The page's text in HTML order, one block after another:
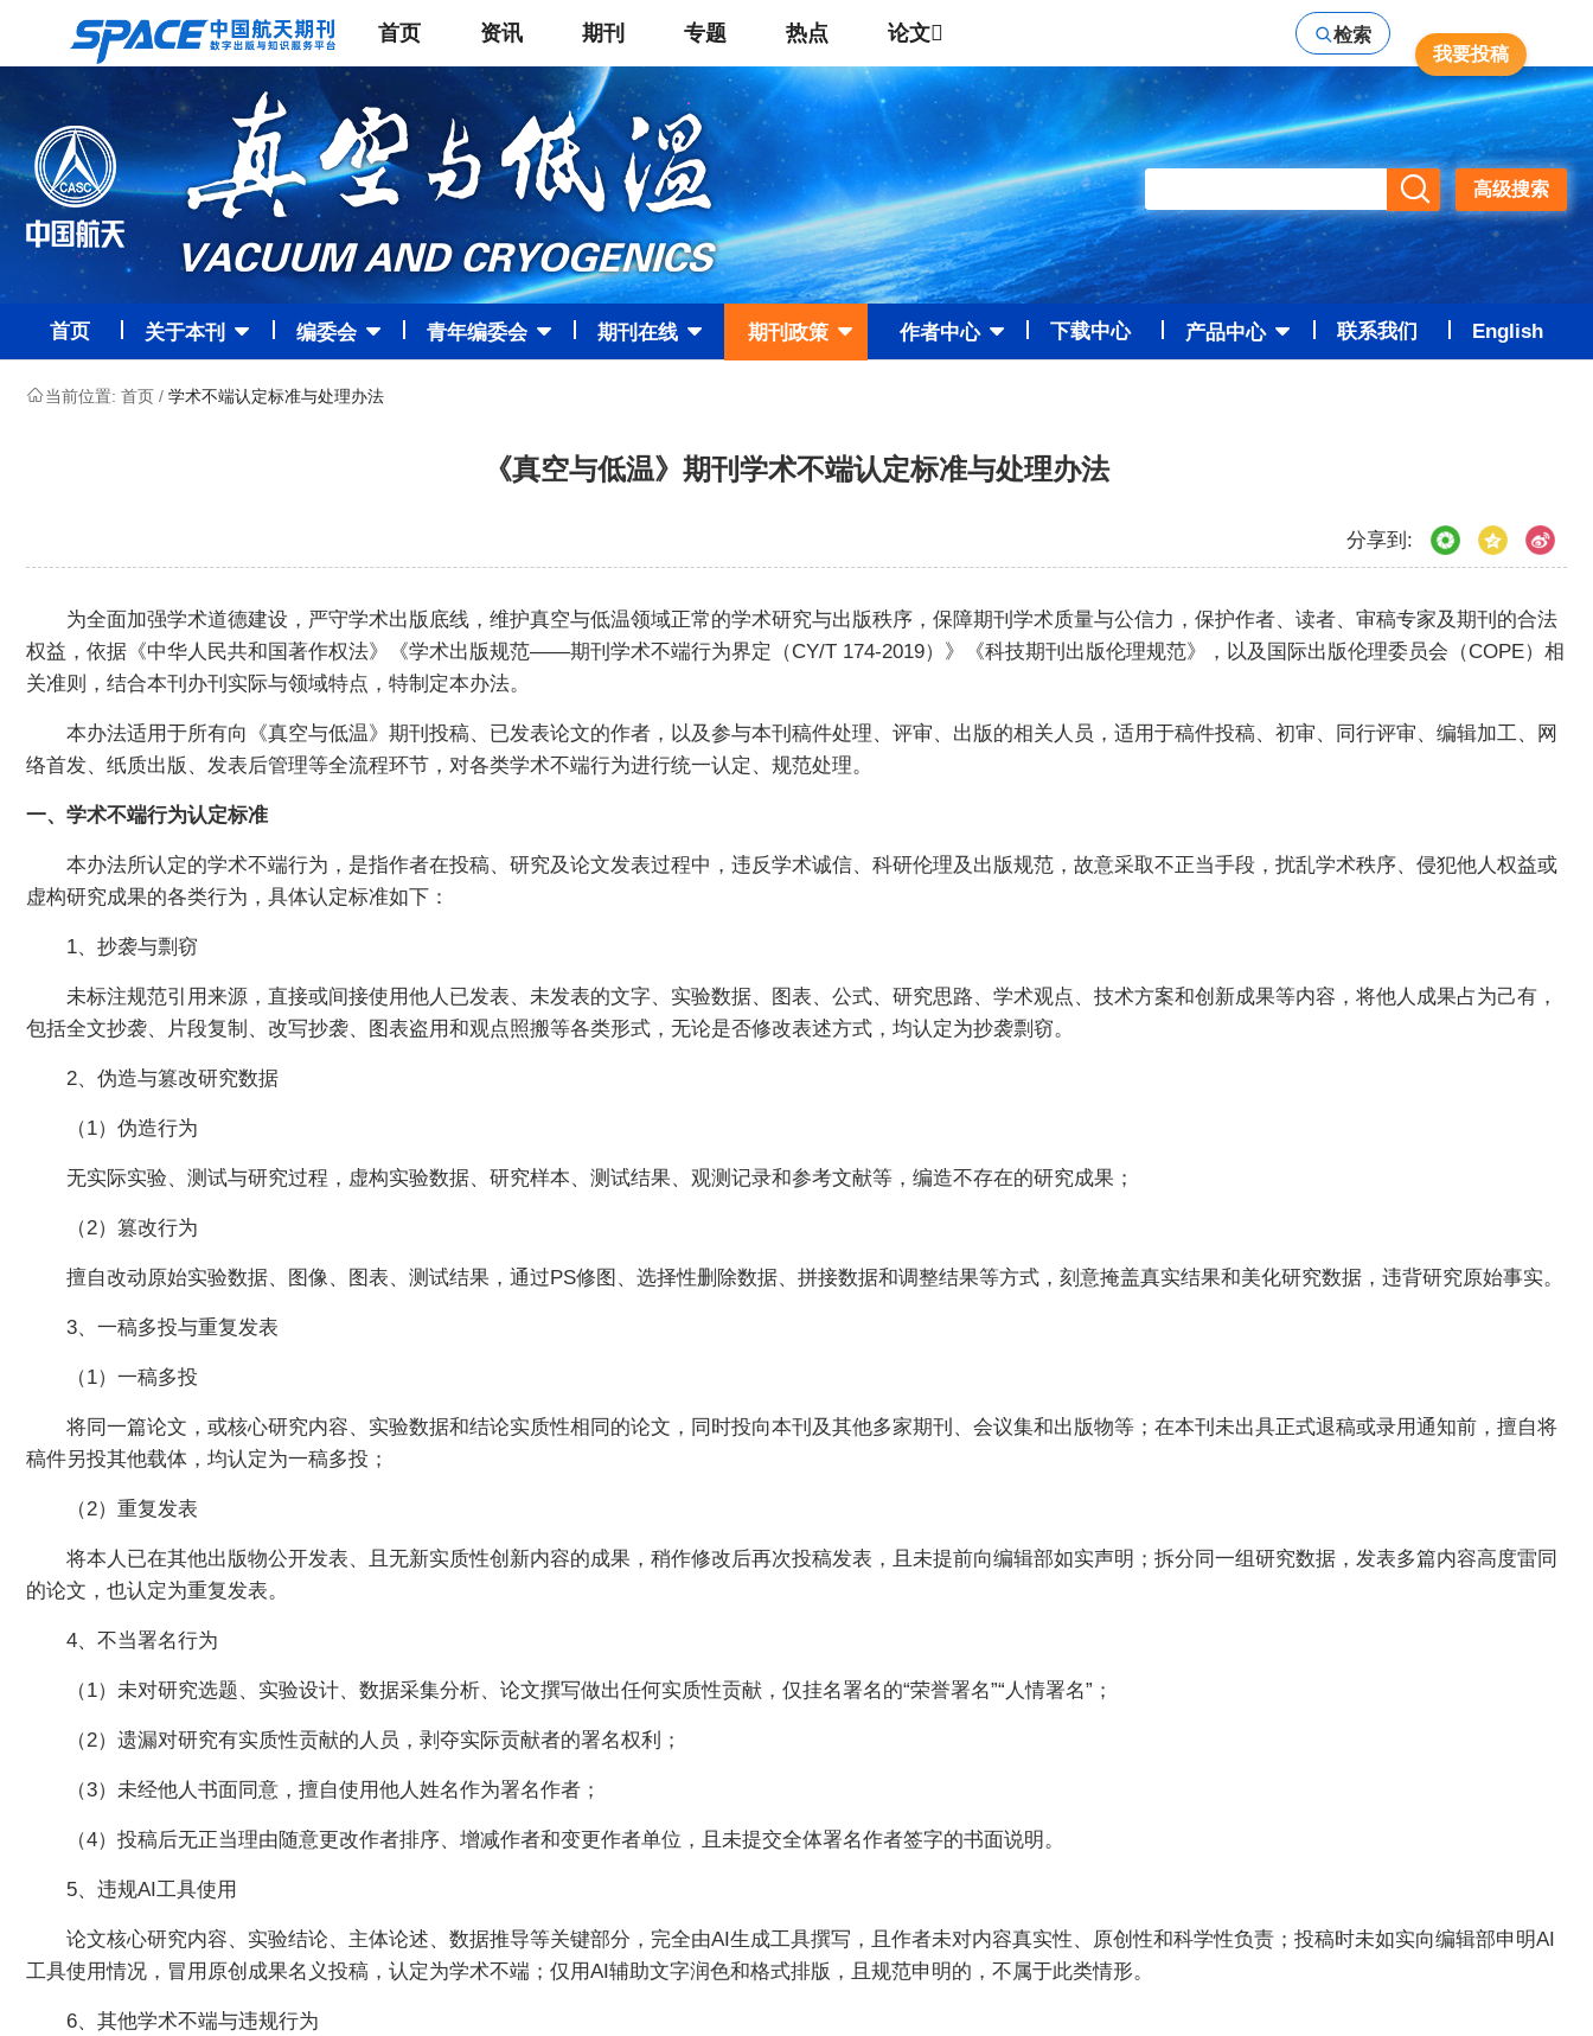
首页 资讯 期刊 专题 热点 论文 检索
我要投稿
高级检索
高级搜索
首页 关于本刊 编委会 青年编委会 期刊在线 期刊政策 作者中心 下载中心 产品中心 联系我们 English
当前位置: 首页 / 学术不端认定标准与处理办法
《真空与低温》期刊学术不端认定标准与处理办法
分享到:
为全面加强学术道德建设，严守学术出版底线，维护真空与低温领域正常的学术研究与出版秩序，保障期刊学术质量与公信力，保护作者、读者、审稿专家及期刊的合法
权益，依据《中华人民共和国著作权法》《学术出版规范——期刊学术不端行为界定（CY/T 174-2019）》《科技期刊出版伦理规范》，以及国际出版伦理委员会（COPE）相
关准则，结合本刊办刊实际与领域特点，特制定本办法。
本办法适用于所有向《真空与低温》期刊投稿、已发表论文的作者，以及参与本刊稿件处理、评审、出版的相关人员，适用于稿件投稿、初审、同行评审、编辑加工、网
络首发、纸质出版、发表后管理等全流程环节，对各类学术不端行为进行统一认定、规范处理。
一、学术不端行为认定标准
本办法所认定的学术不端行为，是指作者在投稿、研究及论文发表过程中，违反学术诚信、科研伦理及出版规范，故意采取不正当手段，扰乱学术秩序、侵犯他人权益或
虚构研究成果的各类行为，具体认定标准如下：
1、抄袭与剽窃
未标注规范引用来源，直接或间接使用他人已发表、未发表的文字、实验数据、图表、公式、研究思路、学术观点、技术方案和创新成果等内容，将他人成果占为己有，
包括全文抄袭、片段复制、改写抄袭、图表盗用和观点照搬等各类形式，无论是否修改表述方式，均认定为抄袭剽窃。
2、伪造与篡改研究数据
（1）伪造行为
无实际实验、测试与研究过程，虚构实验数据、研究样本、测试结果、观测记录和参考文献等，编造不存在的研究成果；
（2）篡改行为
擅自改动原始实验数据、图像、图表、测试结果，通过PS修图、选择性删除数据、拼接数据和调整结果等方式，刻意掩盖真实结果和美化研究数据，违背研究原始事实。
3、一稿多投与重复发表
（1）一稿多投
将同一篇论文，或核心研究内容、实验数据和结论实质性相同的论文，同时投向本刊及其他多家期刊、会议集和出版物等；在本刊未出具正式退稿或录用通知前，擅自将
稿件另投其他载体，均认定为一稿多投；
（2）重复发表
将本人已在其他出版物公开发表、且无新实质性创新内容的成果，稍作修改后再次投稿发表，且未提前向编辑部如实声明；拆分同一组研究数据，发表多篇内容高度雷同
的论文，也认定为重复发表。
4、不当署名行为
（1）未对研究选题、实验设计、数据采集分析、论文撰写做出任何实质性贡献，仅挂名署名的“荣誉署名”“人情署名”；
（2）遗漏对研究有实质性贡献的人员，剥夺实际贡献者的署名权利；
（3）未经他人书面同意，擅自使用他人姓名作为署名作者；
（4）投稿后无正当理由随意更改作者排序、增减作者和变更作者单位，且未提交全体署名作者签字的书面说明。
5、违规AI工具使用
论文核心研究内容、实验结论、主体论述、数据推导等关键部分，完全由AI生成工具撰写，且作者未对内容真实性、原创性和科学性负责；投稿时未如实向编辑部申明AI
工具使用情况，冒用原创成果名义投稿，认定为学术不端；仅用AI辅助文字润色和格式排版，且规范申明的，不属于此类情形。
6、其他学术不端与违规行为